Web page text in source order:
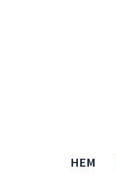
HEM
walk